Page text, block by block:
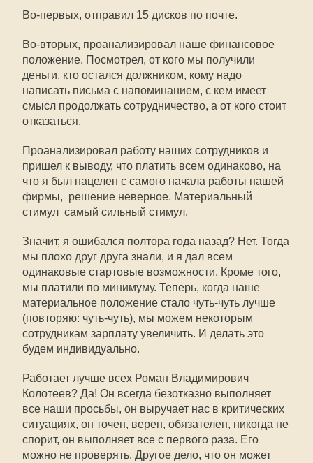
Во-первых, отправил 15 дисков по почте.
Во-вторых, проанализировал наше финансовое
положение. Посмотрел, от кого мы получили
деньги, кто остался должником, кому надо
написать письма с напоминанием, с кем имеет
смысл продолжать сотрудничество, а от кого стоит
отказаться.
Проанализировал работу наших сотрудников и
пришел к выводу, что платить всем одинаково, на
что я был нацелен с самого начала работы нашей
фирмы,  решение неверное. Материальный
стимул  самый сильный стимул.
Значит, я ошибался полтора года назад? Нет. Тогда
мы плохо друг друга знали, и я дал всем
одинаковые стартовые возможности. Кроме того,
мы платили по минимуму. Теперь, когда наше
материальное положение стало чуть-чуть лучше
(повторяю: чуть-чуть), мы можем некоторым
сотрудникам зарплату увеличить. И делать это
будем индивидуально.
Работает лучше всех Роман Владимирович
Колотеев? Да! Он всегда безотказно выполняет
все наши просьбы, он выручает нас в критических
ситуациях, он точен, верен, обязателен, никогда не
спорит, он выполняет все с первого раза. Его
можно не проверять. Другое дело, что он может